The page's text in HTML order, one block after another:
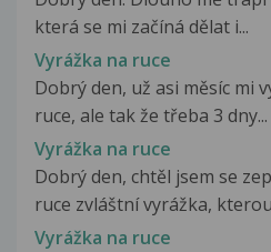
která se mi začíná dělat i...
Vyrážka na ruce
Dobrý den, už asi měsíc mi
ruce, ale tak že třeba 3 dny...
Vyrážka na ruce
Dobrý den, chtěl jsem se
ruce zvláštní vyrážka,
Vyrážka na ruce